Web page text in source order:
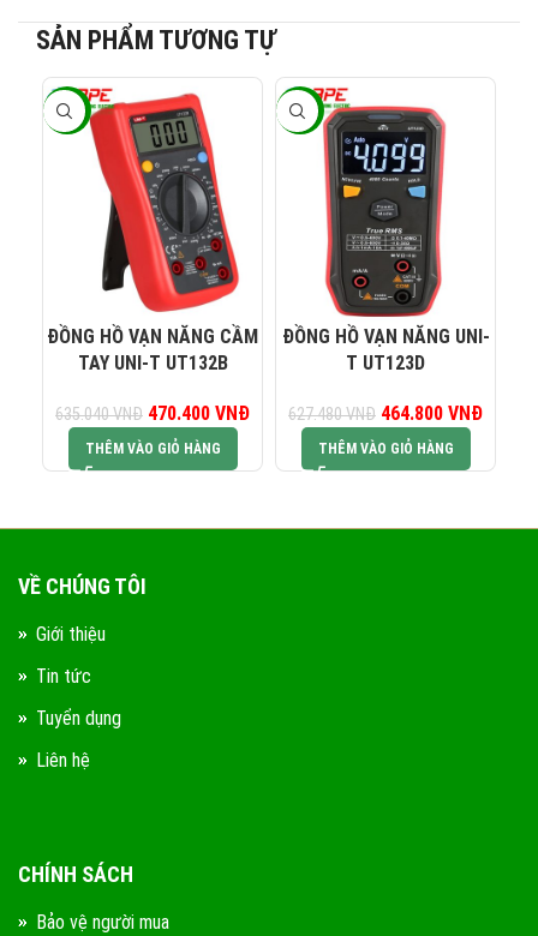
SẢN PHẨM TƯƠNG TỰ
-26%
ĐỒNG HỒ VẠN NĂNG CẦM
TAY UNI-T UT132B
635.040VNĐ
Giá gốc là:
635.040 VNĐ.
470.400 VNĐ Giá hiện tại là:
470.400 VNĐ.
THÊM VÀO GIỎ HÀNG
-26%
ĐỒNG HỒ VẠN NĂNG UNI-
T UT123D
627.480VNĐ
Giá gốc là:
627.480 VNĐ.
464.800 VNĐ
THÊM VÀO GIỎ HÀNG
VỀ CHÚNG TÔI
Giới thiệu
Tin tức
Tuyển dụng
Liên hệ
CHÍNH SÁCH
Bảo vệ người mua
KINH DOANH 1: 082 234 2688
KINH DOANH 2: 0965 101 613
KINH DOANH 3: 0824 927 568